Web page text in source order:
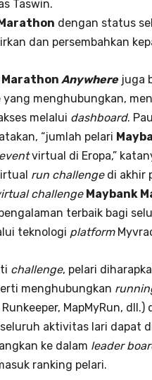
Taswin.
dengan status
dan persembahkan
Marathon Anywherejuga
menghubungkan,
melalui dashboard.
“jumlah pelari
eventvirtual di Eropa,”
run challengedi akhir
challenge Maybank
terbaik bagi
teknologi platform
challenge, pelari
menghubungkan
MapMyRun, dll.)
aktivitas lari dapat
ke dalam leader
ranking pelari.